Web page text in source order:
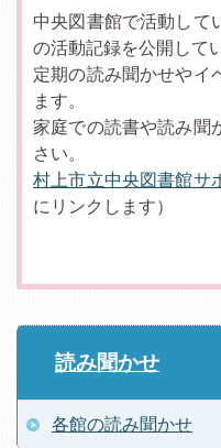
中央図書館で活動して
の活動記録を公開して
定期の読み聞かせやイ
ます。
家庭での読書や読み聞
さい。
村上市立中央図書館サ
にリンクします）
読み聞かせ
各館の読み聞かせ